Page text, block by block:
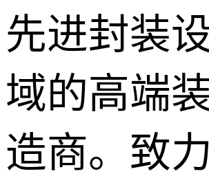
先进封装
域的高端
造商。致